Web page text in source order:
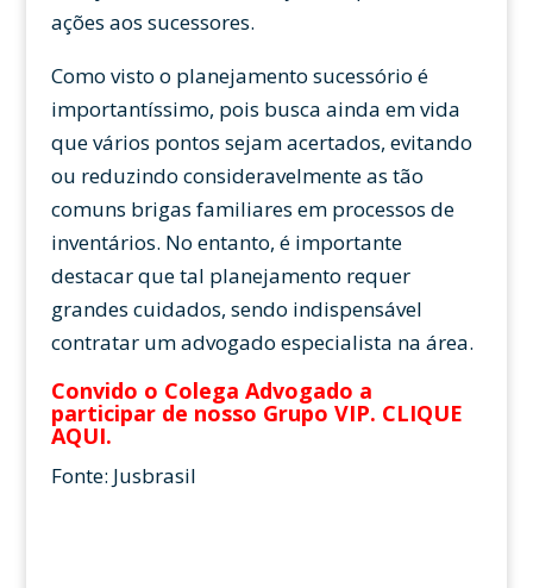
ações aos sucessores.
Como visto o planejamento sucessório é
importantíssimo, pois busca ainda em vida
que vários pontos sejam acertados, evitando
ou reduzindo consideravelmente as tão
comuns brigas familiares em processos de
inventários. No entanto, é importante
destacar que tal planejamento requer
grandes cuidados, sendo indispensável
contratar um advogado especialista na área.
Convido o Colega Advogado a
participar de nosso Grupo VIP. CLIQUE
AQUI.
Fonte: Jusbrasil